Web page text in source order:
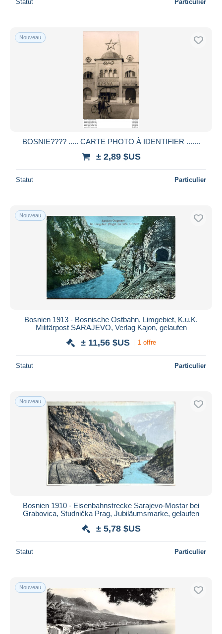
Statut Particulier
Nouveau
BOSNIE???? ..... CARTE PHOTO À IDENTIFIER .......
± 2,89 $US
Statut Particulier
Nouveau
Bosnien 1913 - Bosnische Ostbahn, Limgebiet, K.u.K.
Militärpost SARAJEVO, Verlag Kajon, gelaufen
± 11,56 $US 1 offre
Statut Particulier
Nouveau
Bosnien 1910 - Eisenbahnstrecke Sarajevo-Mostar bei
Grabovica, Studnička Prag, Jubiläumsmarke, gelaufen
± 5,78 $US
Statut Particulier
Nouveau